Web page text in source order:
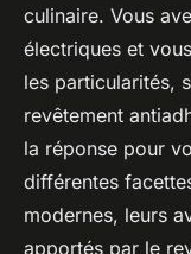
culinaire. Vous
électriques et
les particularités,
revêtement
la réponse pour
différentes
modernes, leurs
apportés par le